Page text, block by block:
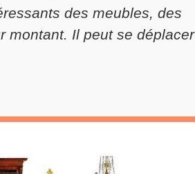
des meubles, des
montant. Il peut se déplacer